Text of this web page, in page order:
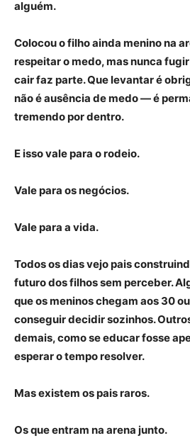
alguém.
Colocou o filho ainda menino na
respeitar o medo, mas nunca
cair faz parte. Que levantar é
não é ausência de medo — é
tremendo por dentro.
E isso vale para o rodeio.
Vale para os negócios.
Vale para a vida.
Todos os dias vejo pais
futuro dos filhos sem perceber.
que os meninos chegam aos 30
conseguir decidir sozinhos.
demais, como se educar fosse
esperar o tempo resolver.
Mas existem os pais raros.
Os que entram na arena junto.